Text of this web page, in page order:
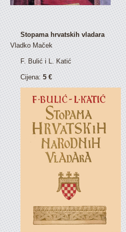
Stopama hrvatskih
Vladko Maček
F. Bulić i L. Katić
Cijena:5 €